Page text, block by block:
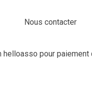
Nous contacter
helloasso pour paiement